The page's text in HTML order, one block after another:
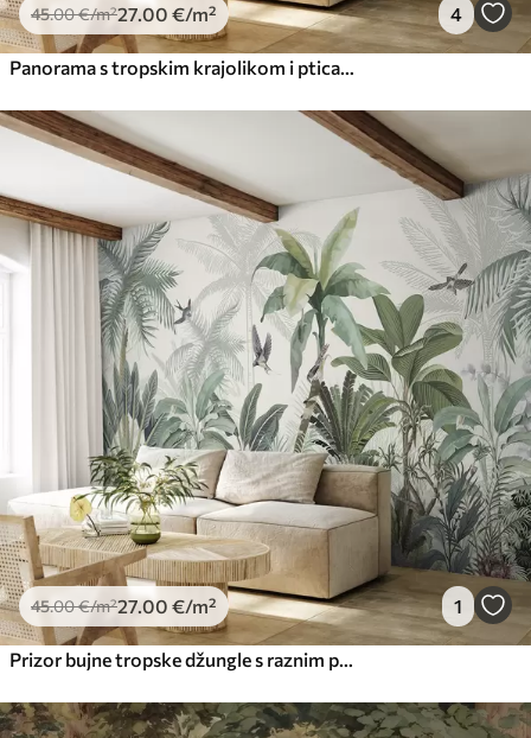
45.00€/m²27.00 €/m² 4
45.00€/m²27.00 €/m² 1